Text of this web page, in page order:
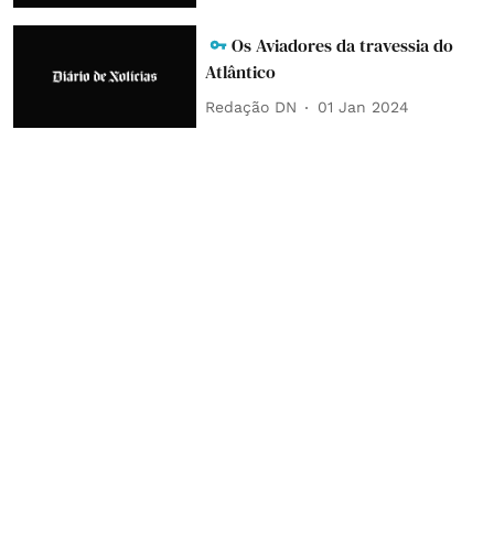
Os Aviadores da travessia do
Atlântico
Redação DN 01 Jan 2024